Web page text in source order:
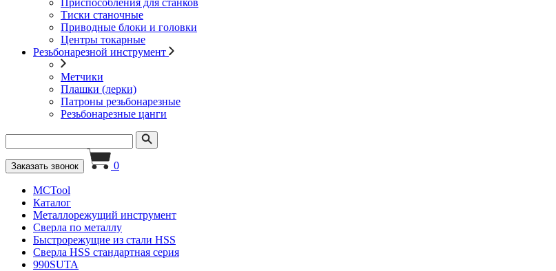
Приспособления для станков
Тиски станочные
Приводные блоки и головки
Центры токарные
Резьбонарезной инструмент
Метчики
Плашки (лерки)
Патроны резьбонарезные
Резьбонарезные цанги
Заказать звонок 0
MCTool
Каталог
Металлорежущий инструмент
Сверла по металлу
Быстрорежущие из стали HSS
Сверла HSS стандартная серия
990SUTA